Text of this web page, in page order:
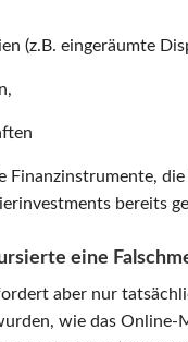
(z.B. eingeräumte
Finanzinstrumente,
bereits
eine
aber nur
wie das Online-